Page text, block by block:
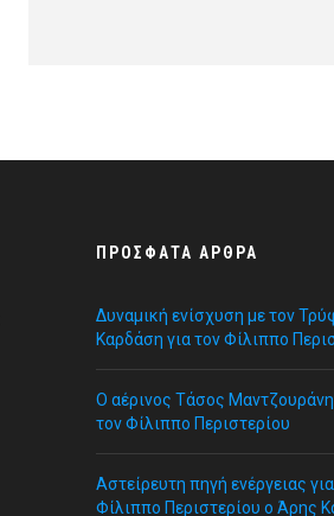
ΠΡΌΣΦΑΤΑ ΆΡΘΡΑ
Δυναμική ενίσχυση με τον
Καρδάση για τον Φίλιππο
Ο αέρινος Τάσος
τον Φίλιππο Περιστερίου
Αστείρευτη πηγή ενέργειας
Φίλιππο Περιστερίου ο Άρης